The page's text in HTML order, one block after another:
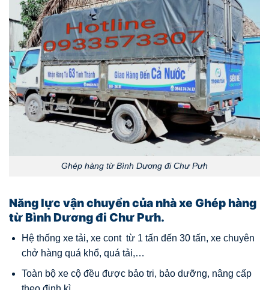
Ghép hàng từ Bình Dương đi Chư Pưh
Năng lực vận chuyển của nhà xe Ghép hàng
từ Bình Dương đi Chư Pưh.
Hệ thống xe tải, xe cont từ 1 tấn đến 30 tấn, xe chuyên
chở hàng quá khổ, quá tải,…
Toàn bộ xe cộ đều được bảo tri, bảo dưỡng, nâng cấp